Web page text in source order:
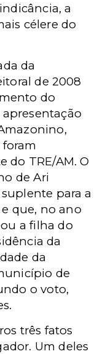
a
célere do
da
de 2008
do
do TRE/AM. O
de Ari
para a
que, no ano
a filha do
da
da
de
o voto,
três fatos
Um deles